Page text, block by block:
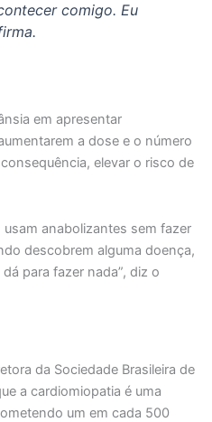
comigo. Eu
em apresentar
a dose e o número
elevar o risco de
anabolizantes sem fazer
descobrem alguma doença,
para fazer nada”, diz o
da Sociedade Brasileira de
a cardiomiopatia é uma
um em cada 500